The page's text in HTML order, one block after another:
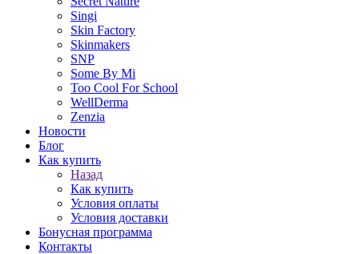
Singi
Skin Factory
Skinmakers
SNP
Some By Mi
Too Cool For School
WellDerma
Zenzia
Новости
Блог
Как купить
Назад
Как купить
Условия оплаты
Условия доставки
Бонусная программа
Контакты